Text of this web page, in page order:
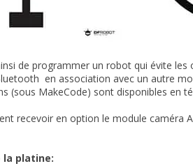
de programmer un robot qui évite
en association avec un autre
(sous MakeCode) sont disponibles en
recevoir en option le module caméra
la platine: